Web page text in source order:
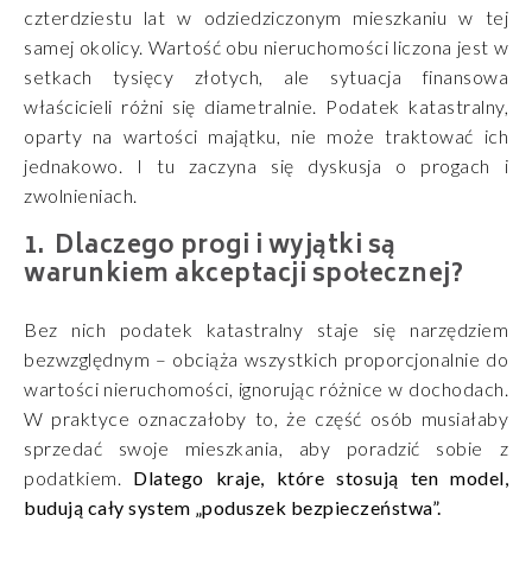
czterdziestu lat w odziedziczonym mieszkaniu w tej
samej okolicy. Wartość obu nieruchomości liczona jest w
setkach tysięcy złotych, ale sytuacja finansowa
właścicieli różni się diametralnie. Podatek katastralny,
oparty na wartości majątku, nie może traktować ich
jednakowo. I tu zaczyna się dyskusja o progach i
zwolnieniach.
Dlaczego progi i wyjątki są
warunkiem akceptacji społecznej?
Bez nich podatek katastralny staje się narzędziem
bezwzględnym – obciąża wszystkich proporcjonalnie do
wartości nieruchomości, ignorując różnice w dochodach.
W praktyce oznaczałoby to, że część osób musiałaby
sprzedać swoje mieszkania, aby poradzić sobie z
podatkiem. Dlatego kraje, które stosują ten model,
budują cały system „poduszek bezpieczeństwa”.